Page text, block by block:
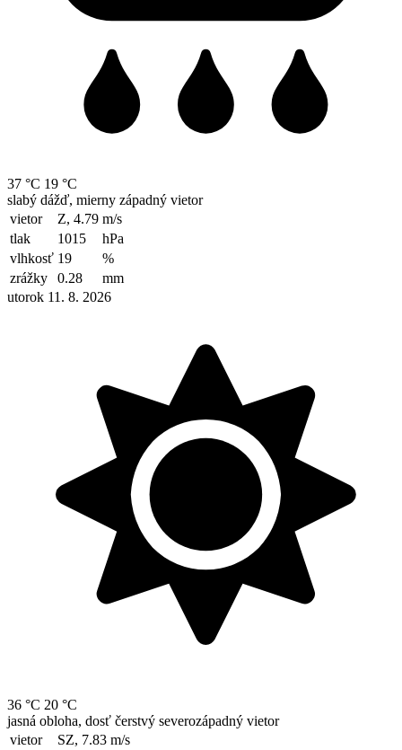
37 °C 19 °C
slabý dážď, mierny západný vietor
vietor
Z, 4.79 m/s
tlak
1015
hPa
vlhkosť 19
%
zrážky
0.28
mm
utorok 11. 8. 2026
36 °C 20 °C
jasná obloha, dosť čerstvý severozápadný vietor
vietor
SZ, 7.83 m/s